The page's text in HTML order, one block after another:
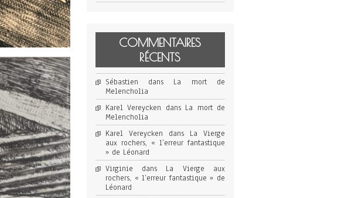
COMMENTAIRES
RÉCENTS
Sébastien dans La mort de
Melencholia
Karel Vereycken dans La mort de
Melencholia
Karel Vereycken dans La Vierge
aux rochers, « l’erreur fantastique
» de Léonard
Virginie dans La Vierge aux
rochers, « l’erreur fantastique » de
Léonard